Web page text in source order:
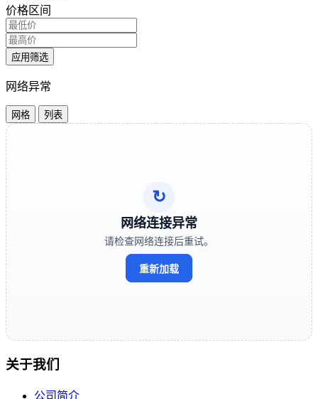
价格区间
应用筛选
网络异常
网格 列表
↻
网络连接异常
请检查网络连接后重试。
重新加载
关于我们
公司简介